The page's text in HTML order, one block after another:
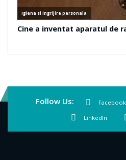
Follow Us: Facebook
LinkedIn